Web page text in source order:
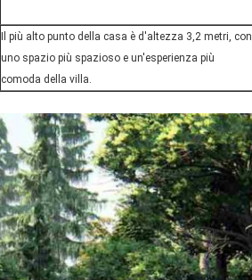
Il più alto punto della casa è d'altezza 3,2 metri, con
uno spazio più spazioso e un'esperienza più
comoda della villa.